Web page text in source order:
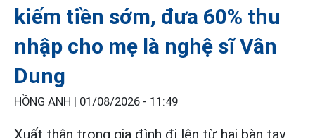
kiếm tiền sớm, đưa 60% thu
nhập cho mẹ là nghệ sĩ Vân
Dung
HỒNG ANH | 01/08/2026 - 11:49
Xuất thân trong gia đình đi lên từ hai bàn tay